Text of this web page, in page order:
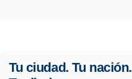
Tu ciudad. Tu nación.